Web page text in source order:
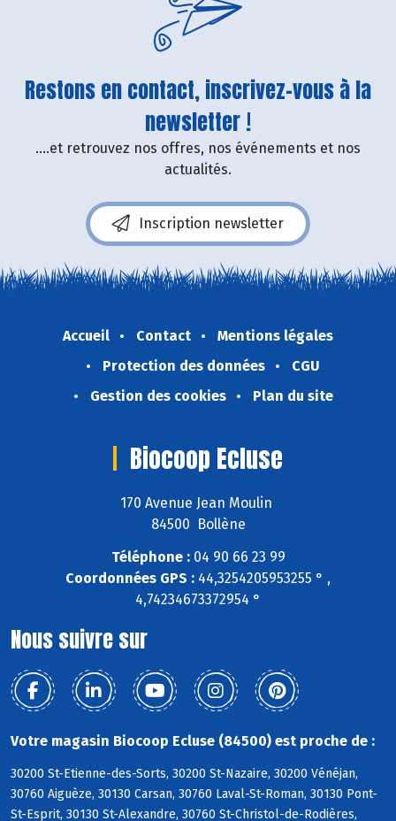
Restons en contact, inscrivez-vous à la
newsletter !
....et retrouvez nos offres, nos événements et nos
actualités.
Inscription newsletter
Accueil Contact
Mentions légales
Protection des données
CGU
Gestion des cookies
Plan du site
Biocoop Ecluse
170 Avenue Jean Moulin
84500 Bollène
Téléphone :04 90 66 23 99
Coordonnées GPS : 44,3254205953255 ° ,
4,74234673372954 °
Nous suivre sur
Votre magasin Biocoop Ecluse (84500) est proche de :
30200 St-Etienne-des-Sorts, 30200 St-Nazaire, 30200 Vénéjan,
30760 Aiguèze, 30130 Carsan, 30760 Laval-St-Roman, 30130 Pont-
St-Esprit, 30130 St-Alexandre, 30760 St-Christol-de-Rodières,